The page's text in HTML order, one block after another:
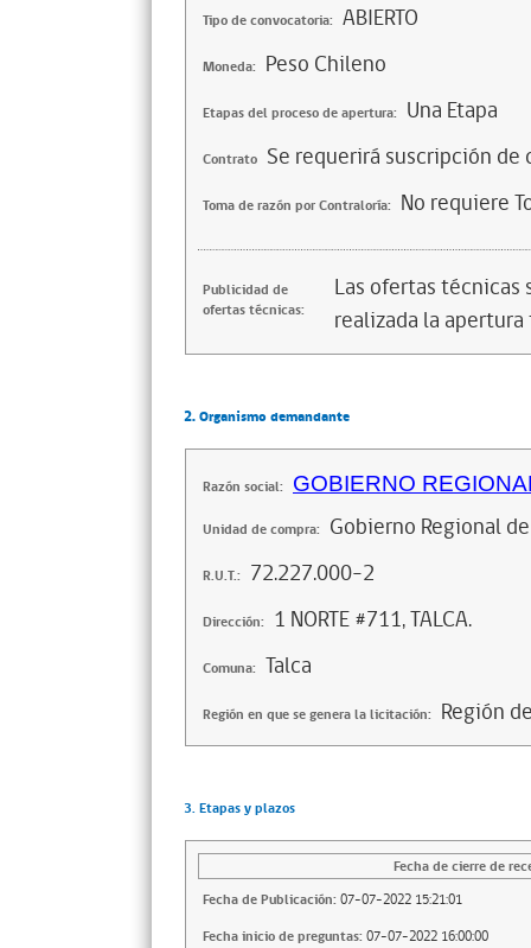
Tipo de convocatoria: ABIERTO
Moneda: Peso Chileno
Etapas del proceso de apertura: Una Etapa
Contrato Se requerirá suscripción
Toma de razón por Contraloría: No requiere
Publicidad de
ofertas técnicas:
Las ofertas
realizada la
2. Organismo demandante
Razón social: GOBIERNO
Unidad de compra: Gobierno Regional
R.U.T.: 72.227.000-2
Dirección: 1 NORTE #711, TALCA.
Comuna: Talca
Región en que se genera la licitación: Región
3. Etapas y plazos
Fecha de cierre de
Fecha de Publicación: 07-07-2022 15:21:01
Fecha inicio de preguntas: 07-07-2022 16:00:00